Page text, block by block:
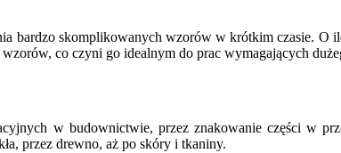
bardzo skomplikowanych wzorów w krótkim czasie. O
co czyni go idealnym do prac wymagających
w budownictwie, przez znakowanie części w
przez drewno, aż po skóry i tkaniny.